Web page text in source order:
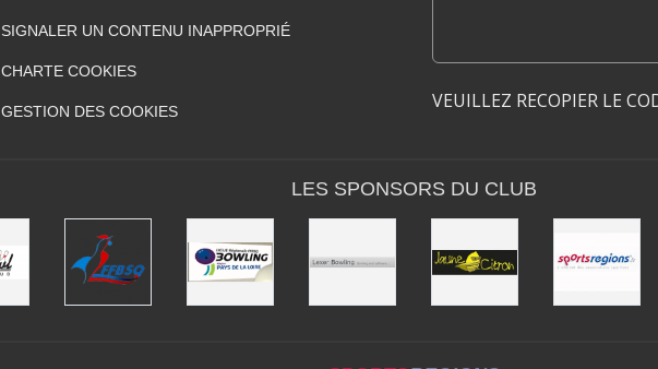
SIGNALER UN CONTENU INAPPROPRIÉ
CHARTE COOKIES
GESTION DES COOKIES VEUILLEZ RECOPIER LE
LES SPONSORS DU CLUB